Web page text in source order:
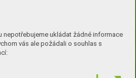
nepotřebujeme ukládat žádné informace
vás ale požádali o souhlas s